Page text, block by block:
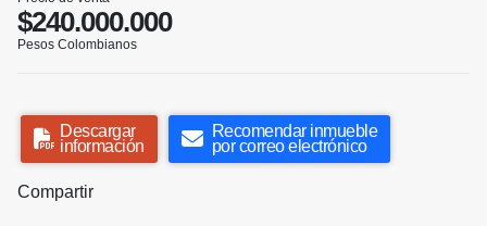
$240.000.000
Pesos Colombianos
Descargar
información
Recomendar inmueble
por correo electrónico
Compartir